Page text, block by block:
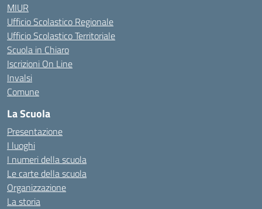
MIUR
Ufficio Scolastico Regionale
Ufficio Scolastico Territoriale
Scuola in Chiaro
Iscrizioni On Line
Invalsi
Comune
La Scuola
Presentazione
I luoghi
I numeri della scuola
Le carte della scuola
Organizzazione
La storia